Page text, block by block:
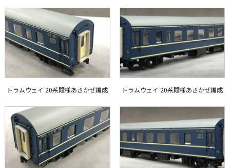
トラムウェイ 20系殿様あさかぜ編成 トラムウェイ 20系殿様あさかぜ編成